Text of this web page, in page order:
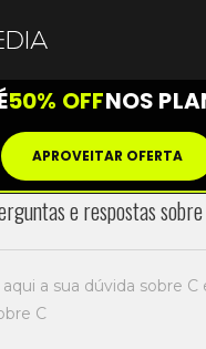
50% OFFNOS
APROVEITAR OFERTA
e respostas
a sua dúvida sobre C
C